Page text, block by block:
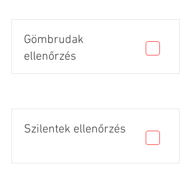
Gömbrudak
ellenőrzés
Szilentek ellenőrzés